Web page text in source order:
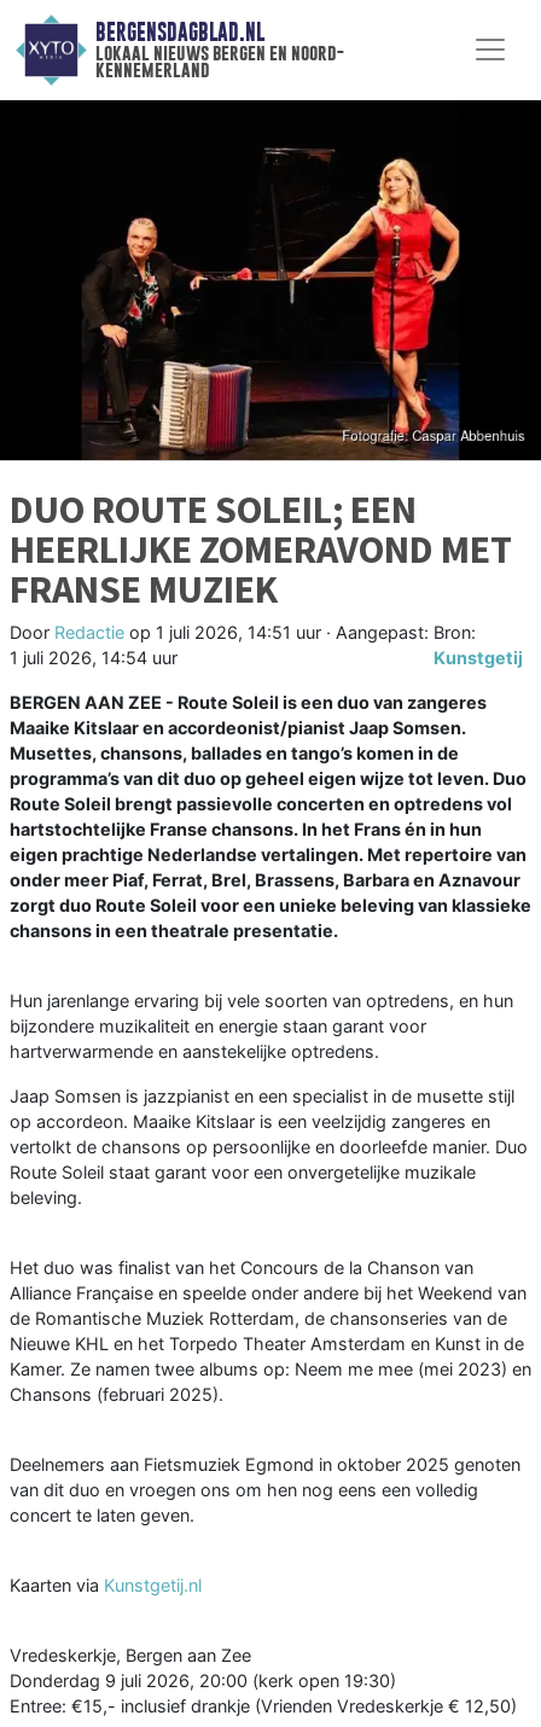
BERGENSDAGBLAD.NL
lokaal nieuws bergen en noord-
kennemerland
DUO ROUTE SOLEIL; EEN
HEERLIJKE ZOMERAVOND MET
FRANSE MUZIEK
Door Redactie op 1 juli 2026, 14:51 uur · Aangepast:
1 juli 2026, 14:54 uur
Bron:
Kunstgetij
BERGEN AAN ZEE - Route Soleil is een duo van zangeres
Maaike Kitslaar en accordeonist/pianist Jaap Somsen.
Musettes, chansons, ballades en tango’s komen in de
programma’s van dit duo op geheel eigen wijze tot leven. Duo
Route Soleil brengt passievolle concerten en optredens vol
hartstochtelijke Franse chansons. In het Frans én in hun
eigen prachtige Nederlandse vertalingen. Met repertoire van
onder meer Piaf, Ferrat, Brel, Brassens, Barbara en Aznavour
zorgt duo Route Soleil voor een unieke beleving van klassieke
chansons in een theatrale presentatie.
Hun jarenlange ervaring bij vele soorten van optredens, en hun
bijzondere muzikaliteit en energie staan garant voor
hartverwarmende en aanstekelijke optredens.
Jaap Somsen is jazzpianist en een specialist in de musette stijl
op accordeon. Maaike Kitslaar is een veelzijdig zangeres en
vertolkt de chansons op persoonlijke en doorleefde manier. Duo
Route Soleil staat garant voor een onvergetelijke muzikale
beleving.
Het duo was finalist van het Concours de la Chanson van
Alliance Française en speelde onder andere bij het Weekend van
de Romantische Muziek Rotterdam, de chansonseries van de
Nieuwe KHL en het Torpedo Theater Amsterdam en Kunst in de
Kamer. Ze namen twee albums op: Neem me mee (mei 2023) en
Chansons (februari 2025).
Deelnemers aan Fietsmuziek Egmond in oktober 2025 genoten
van dit duo en vroegen ons om hen nog eens een volledig
concert te laten geven.
Kaarten via Kunstgetij.nl
Vredeskerkje, Bergen aan Zee
Donderdag 9 juli 2026, 20:00 (kerk open 19:30)
Entree: €15,- inclusief drankje (Vrienden Vredeskerkje € 12,50)